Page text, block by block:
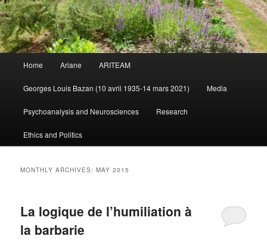
Skip
to
primary
Skip
to
secondary
Home Ariane ARITEAM
Georges Louis Bazan (10 avril 1935-14 mars 2021) Media
Psychoanalysis and Neurosciences Research
Ethics and Politics
MONTHLY ARCHIVES:MAY 2015
La logique de l’humiliation à
la barbarie